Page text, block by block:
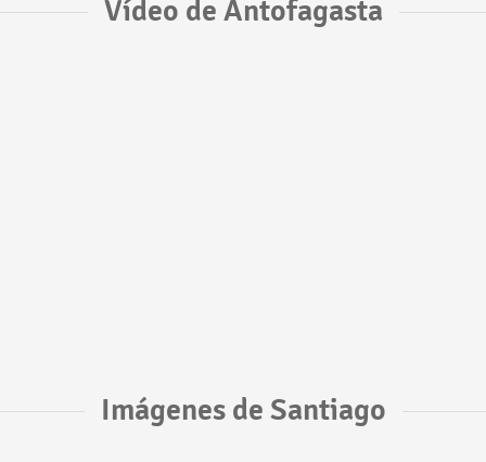
Vídeo de Antofagasta
Imágenes de Santiago